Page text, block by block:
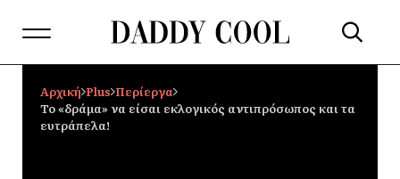
Αρχική Plus Περίεργα
Το «δράμα» να είσαι εκλογικός αντιπρόσωπος και τα
ευτράπελα!